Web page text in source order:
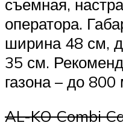
съемная,
оператора.
ширина 48 см,
35 см.
газона – до 800
AL-KO Combi